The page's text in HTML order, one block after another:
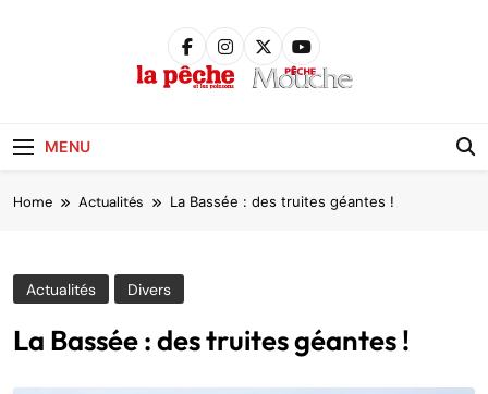
MENU
Home Actualités La Bassée : des truites géantes !
Actualités Divers
La Bassée : des truites géantes !